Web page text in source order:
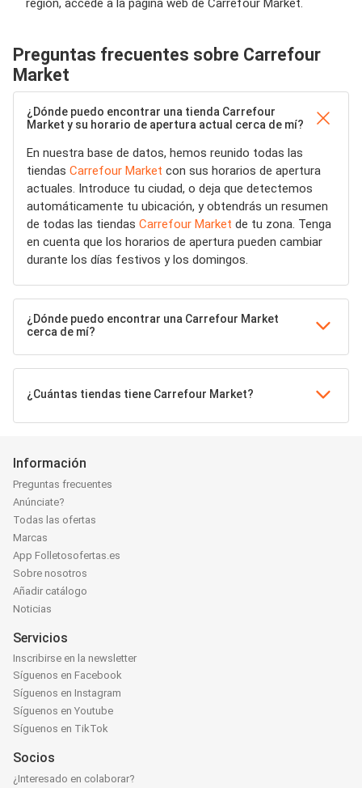
región, accede a la página web de Carrefour Market.
Preguntas frecuentes sobre Carrefour
Market
¿Dónde puedo encontrar una tienda Carrefour
Market y su horario de apertura actual cerca de mí?
En nuestra base de datos, hemos reunido todas las
tiendas Carrefour Market con sus horarios de apertura
actuales. Introduce tu ciudad, o deja que detectemos
automáticamente tu ubicación, y obtendrás un resumen
de todas las tiendas Carrefour Market de tu zona. Tenga
en cuenta que los horarios de apertura pueden cambiar
durante los días festivos y los domingos.
¿Dónde puedo encontrar una Carrefour Market
cerca de mí?
¿Cuántas tiendas tiene Carrefour Market?
Información
Preguntas frecuentes
Anúnciate?
Todas las ofertas
Marcas
App Folletosofertas.es
Sobre nosotros
Añadir catálogo
Noticias
Servicios
Inscribirse en la newsletter
Síguenos en Facebook
Síguenos en Instagram
Síguenos en Youtube
Síguenos en TikTok
Socios
¿Interesado en colaborar?